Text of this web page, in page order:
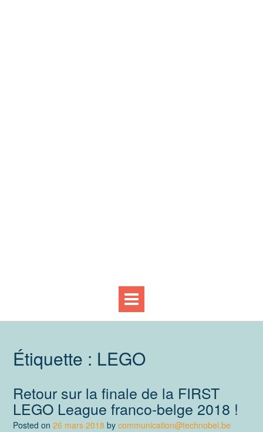
Étiquette : LEGO
Retour sur la finale de la FIRST
LEGO League franco-belge 2018 !
Posted on 26 mars 2018 by communication@technobel.be